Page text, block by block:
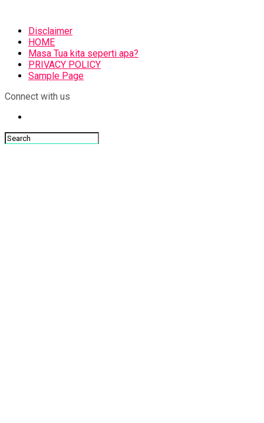
Disclaimer
HOME
Masa Tua kita seperti apa?
PRIVACY POLICY
Sample Page
Connect with us